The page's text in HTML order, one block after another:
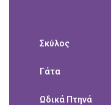
Σκύλος
Γάτα
Ωδικά Πτηνά